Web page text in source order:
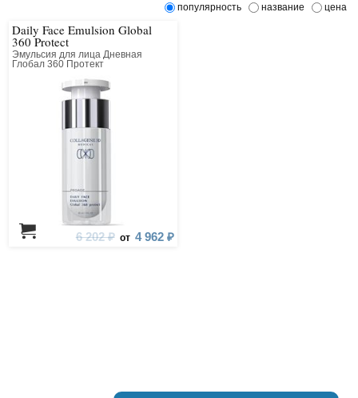
популярность название цена
Daily Face Emulsion Global
360 Protect
Эмульсия для лица Дневная
Глобал 360 Протект
6 202 ₽ от 4 962 ₽